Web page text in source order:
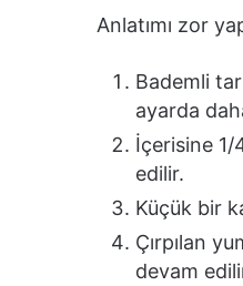
Anlatımı zor
Bademli
ayarda
İçerisine 1/
edilir.
Küçük bir
Çırpılan
devam